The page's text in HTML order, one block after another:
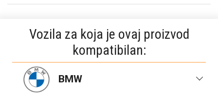
Vozila za koja je ovaj proizvod
kompatibilan:
BMW